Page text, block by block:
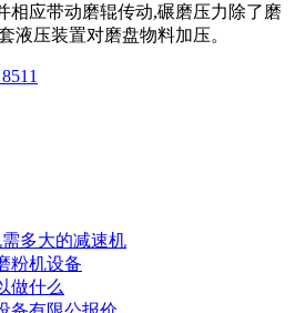
相应带动磨辊传动,碾磨压力除了磨
液压装置对磨盘物料加压。
多大的减速机
粉机设备
做什么